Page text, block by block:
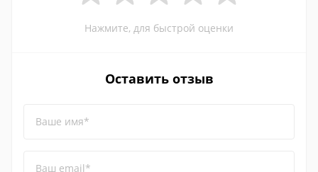
Нажмите, для быстрой оценки
Оставить отзыв
Ваше имя*
Ваш email*